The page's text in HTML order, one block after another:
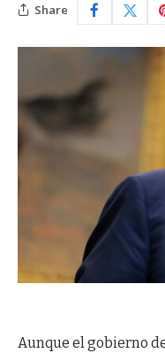
Share
Aunque el gobierno